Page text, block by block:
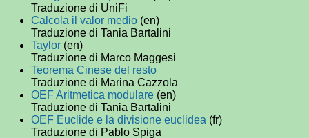
Traduzione di UniFi
Calcola il valor medio (en)
Traduzione di Tania Bartalini
Taylor (en)
Traduzione di Marco Maggesi
Teorema Cinese del resto
Traduzione di Marina Cazzola
OEF Aritmetica modulare (en)
Traduzione di Tania Bartalini
OEF Euclide e la divisione euclidea (fr)
Traduzione di Pablo Spiga